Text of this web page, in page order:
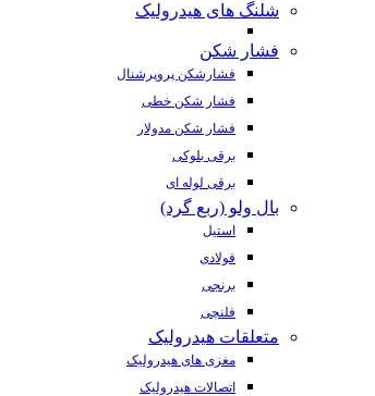
شلنگ های هیدرولیک
فشار شکن
فشارشکن پروپرشنال
فشار شکن خطی
فشار شکن مدولار
برقی بلوکی
برقی لوله ای
بال ولو (ربع گرد)
استیل
فولادی
برنجی
فلنچی
متعلقات هیدرولیک
مغزی های هیدرولیک
اتصالات هیدرولیک